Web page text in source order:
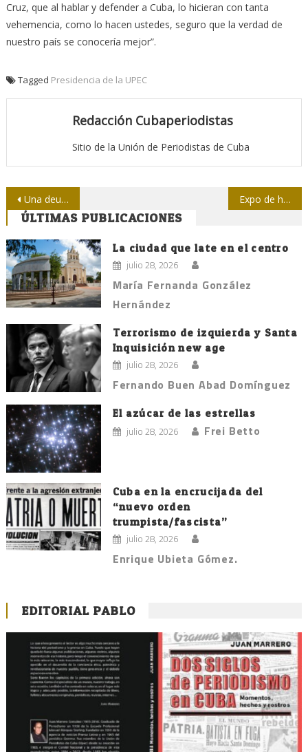
Cruz, que al hablar y defender a Cuba, lo hicieran con tanta
vehemencia, como lo hacen ustedes, seguro que la verdad de
nuestro país se conocería mejor”.
Tagged Presidencia de la UPEC
Redacción Cubaperiodistas
Sitio de la Unión de Periodistas de Cuba
Navegación
de
entradas
Una deuda con Varela Expo de humor gráfico en Mayabeque
ÚLTIMAS PUBLICACIONES
La ciudad que late en el centro
julio 28, 2026
María Fernanda González
Hernández
Terrorismo de izquierda y Santa
Inquisición new age
julio 28, 2026
Fernando Buen Abad Domínguez
El azúcar de las estrellas
julio 28, 2026 Frei Betto
Cuba en la encrucijada del
“nuevo orden
trumpista/fascista”
julio 28, 2026
Enrique Ubieta Gómez.
EDITORIAL PABLO